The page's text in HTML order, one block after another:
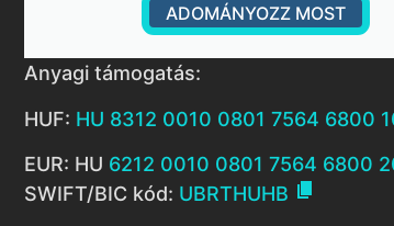
ADOMÁNYOZZ MOST
Anyagi támogatás:
HUF: HU 8312 0010 0801 7564 6800
EUR: HU 6212 0010 0801 7564 6800
SWIFT/BIC kód: UBRTHUHB 